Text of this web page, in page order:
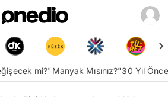
mi?"Manyak Mısınız?"30 Yıl